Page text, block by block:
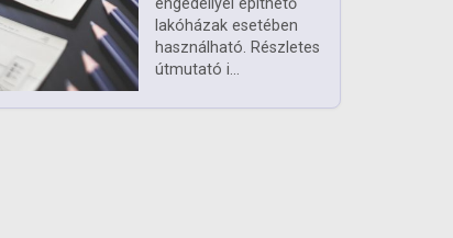
engedéllyel építhető
lakóházak esetében
használható. Részletes
útmutató i...